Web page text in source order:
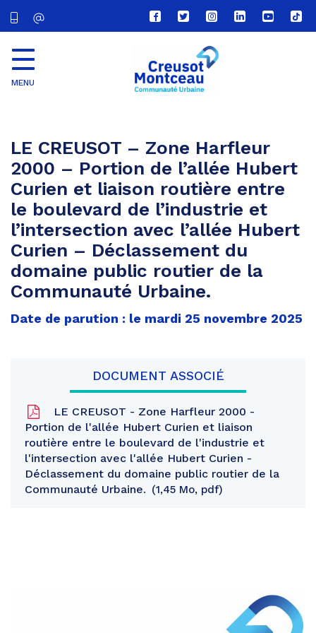
Lien
vers
compte
Facebook
Lien
vers
compte
Twitter
Lien
vers
le
compte
Lien
vers
Lien
vers
Lien
vers
MENU
LE CREUSOT – Zone Harfleur
2000 – Portion de l’allée Hubert
Curien et liaison routière entre
le boulevard de l’industrie et
l’intersection avec l’allée Hubert
Curien – Déclassement du
domaine public routier de la
Communauté Urbaine.
Date de parution : le mardi 25 novembre 2025
DOCUMENT ASSOCIÉ
LE CREUSOT - Zone Harfleur 2000 -
Portion de l'allée Hubert Curien et liaison
routière entre le boulevard de l'industrie et
l'intersection avec l'allée Hubert Curien -
Déclassement du domaine public routier de la
Communauté Urbaine.
1,45 Mo, pdf